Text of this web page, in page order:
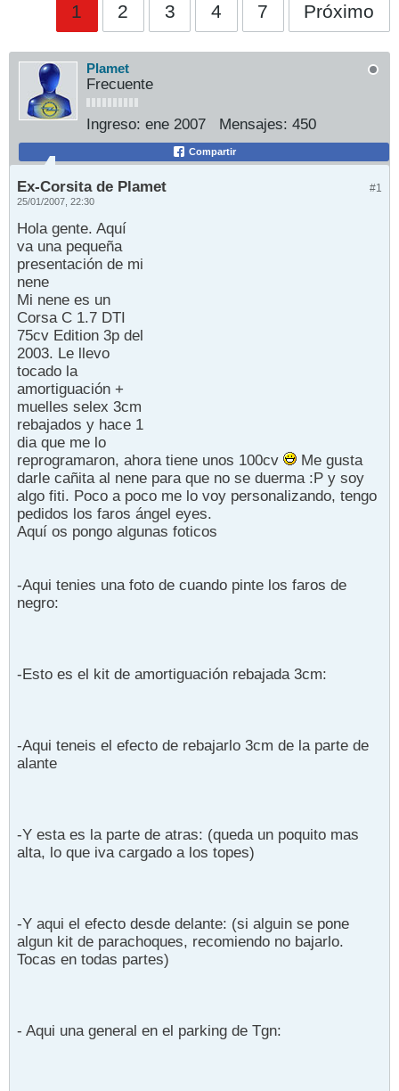
1 2 3 4 7 Próximo
Plamet
Frecuente
Ingreso: ene 2007 Mensajes: 450
Compartir
#1
Ex-Corsita de Plamet
25/01/2007, 22:30
Hola gente. Aquí
va una pequeña
presentación de mi
nene
Mi nene es un
Corsa C 1.7 DTI
75cv Edition 3p del
2003. Le llevo
tocado la
amortiguación +
muelles selex 3cm
rebajados y hace 1
dia que me lo
reprogramaron, ahora tiene unos 100cv
Me gusta
darle cañita al nene para que no se duerma :P y soy
algo fiti. Poco a poco me lo voy personalizando, tengo
pedidos los faros ángel eyes.
Aquí os pongo algunas foticos
-Aqui tenies una foto de cuando pinte los faros de
negro:
-Esto es el kit de amortiguación rebajada 3cm:
-Aqui teneis el efecto de rebajarlo 3cm de la parte de
alante
-Y esta es la parte de atras: (queda un poquito mas
alta, lo que iva cargado a los topes)
-Y aqui el efecto desde delante: (si alguin se pone
algun kit de parachoques, recomiendo no bajarlo.
Tocas en todas partes)
- Aqui una general en el parking de Tgn: